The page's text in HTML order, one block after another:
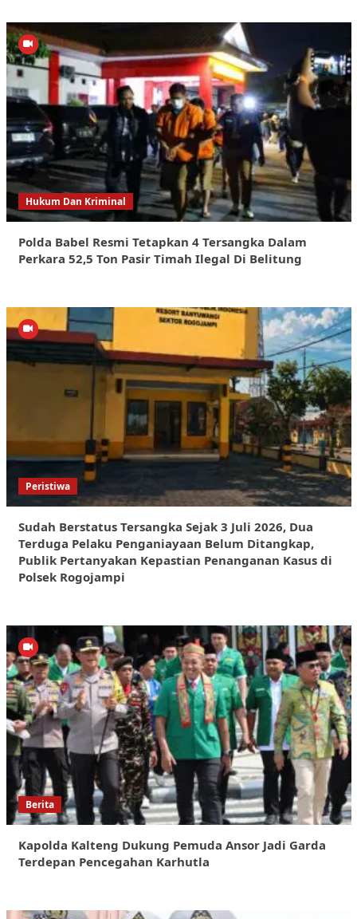
Hukum Dan Kriminal
Polda Babel Resmi Tetapkan 4 Tersangka Dalam
Perkara 52,5 Ton Pasir Timah Ilegal Di Belitung
Peristiwa
Sudah Berstatus Tersangka Sejak 3 Juli 2026, Dua
Terduga Pelaku Penganiayaan Belum Ditangkap,
Publik Pertanyakan Kepastian Penanganan Kasus di
Polsek Rogojampi
Berita
Kapolda Kalteng Dukung Pemuda Ansor Jadi Garda
Terdepan Pencegahan Karhutla